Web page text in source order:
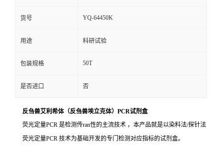
货号 YQ-64450K
用途 科研试验
包装规格 50T
是否进口 否
反刍兽艾利希体（反刍兽埃立克体）PCR试剂盒
荧光定量PCR 是检测传ran性的主流技术 ，本产品就是以染料法/探针法
荧光定量PCR 技术为基础开发的专门检测对应指标的试剂盒。